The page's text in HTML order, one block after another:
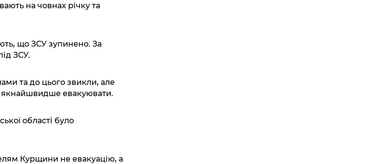
на човнах річку та
що ЗСУ зупинено. За
ЗСУ.
та до цього звикли, але
якнайшвидше евакуювати.
області було
Курщини не евакуацію, а